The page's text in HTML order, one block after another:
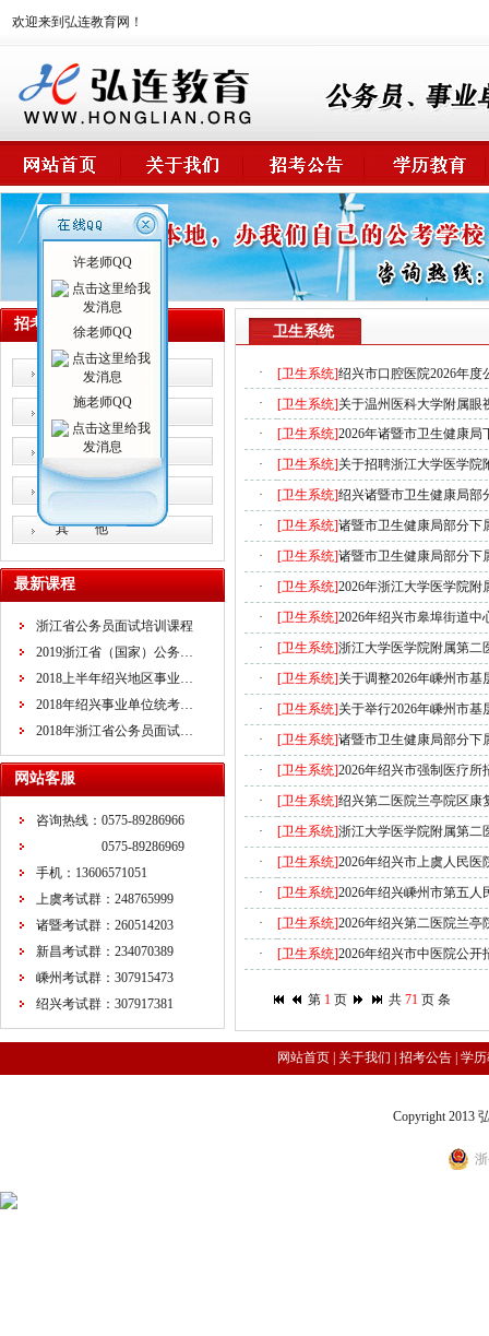
欢迎来到弘连教育网！
招考公告
公 务 员
事业单位
卫生系统
教师招考
其 他
最新课程
浙江省公务员面试培训课程
2019浙江省（国家）公务…
2018上半年绍兴地区事业…
2018年绍兴事业单位统考…
2018年浙江省公务员面试…
网站客服
咨询热线：0575-89286966
0575-89286969
手机：13606571051
上虞考试群：248765999
诸暨考试群：260514203
新昌考试群：234070389
嵊州考试群：307915473
绍兴考试群：307917381
卫生系统
· [卫生系统]绍兴市口腔医院2026年
·
[卫生系统]关于温州医科大学附属眼
·
[卫生系统]2026年诸暨市卫生健康
·
[卫生系统]关于招聘浙江大学医学院
·
[卫生系统]绍兴诸暨市卫生健康局
·
[卫生系统]诸暨市卫生健康局部分
·
[卫生系统]诸暨市卫生健康局部分
·
[卫生系统]2026年浙江大学医学院
·
[卫生系统]2026年绍兴市皋埠街道
·
[卫生系统]浙江大学医学院附属第二
·
[卫生系统]关于调整2026年嵊州市
·
[卫生系统]关于举行2026年嵊州市
·
[卫生系统]诸暨市卫生健康局部分
·
[卫生系统]2026年绍兴市强制医疗
·
[卫生系统]绍兴第二医院兰亭院区
·
[卫生系统]浙江大学医学院附属第
·
[卫生系统]2026年绍兴市上虞人民
·
[卫生系统]2026年绍兴嵊州市第五
·
[卫生系统]2026年绍兴第二医院兰
·
[卫生系统]2026年绍兴市中医院公
第 1 页 共 71 页 条
网站首页| 关于我们 招考公告| 学
Copyright 2013
许老师QQ
徐老师QQ
施老师QQ